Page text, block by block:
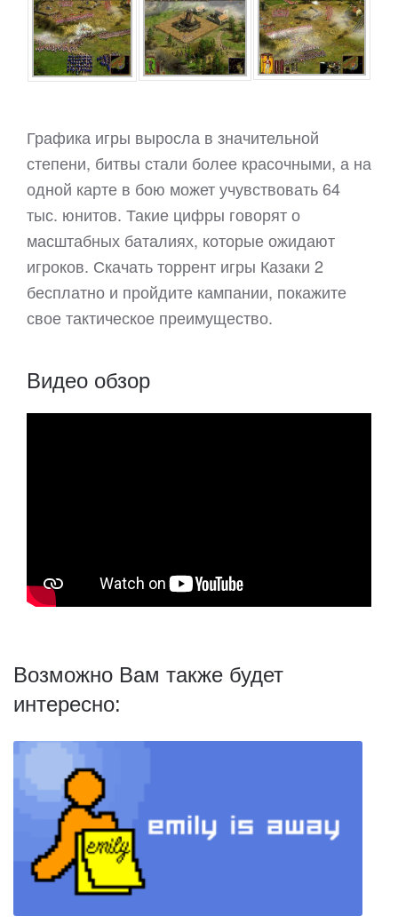
Графика игры выросла в значительной
степени, битвы стали более красочными, а на
одной карте в бою может учувствовать 64
тыс. юнитов. Такие цифры говорят о
масштабных баталиях, которые ожидают
игроков. Скачать торрент игры Казаки 2
бесплатно и пройдите кампании, покажите
свое тактическое преимущество.
Видео обзор
Возможно Вам также будет
интересно: